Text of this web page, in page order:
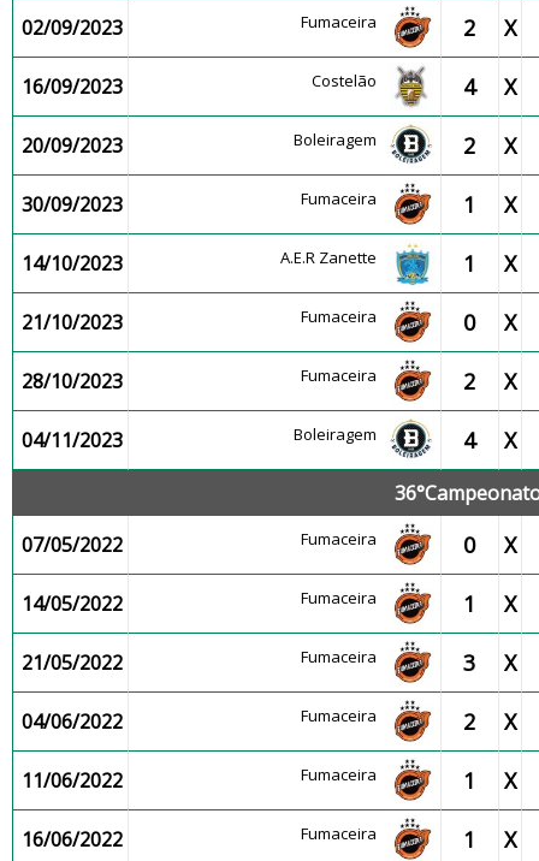
02/09/2023 Fumaceira 2 X
16/09/2023 Costelão 4 X
20/09/2023 Boleiragem 2 X
30/09/2023 Fumaceira 1 X
14/10/2023 A.E.R Zanette 1 X
21/10/2023 Fumaceira 0 X
28/10/2023 Fumaceira 2 X
04/11/2023 Boleiragem 4 X
07/05/2022
Fumaceira 0 X
14/05/2022 Fumaceira 1 X
21/05/2022 Fumaceira 3 X
04/06/2022 Fumaceira 2 X
11/06/2022 Fumaceira 1 X
16/06/2022 Fumaceira 1 X